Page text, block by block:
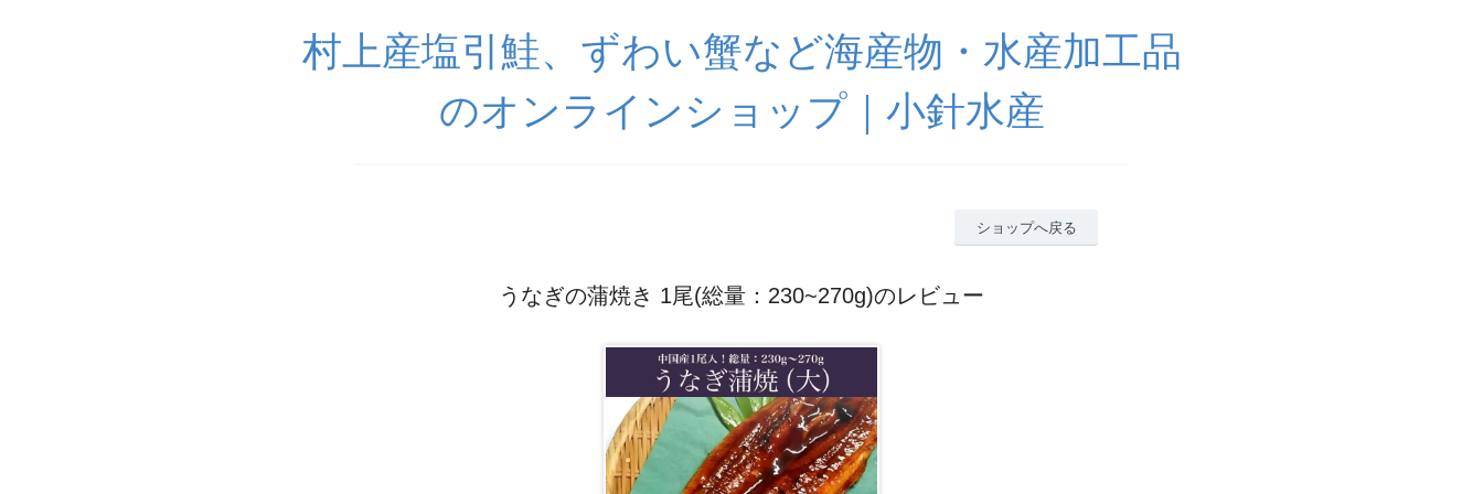
村上産塩引鮭、ずわい蟹など海産物・水産加工品
のオンラインショップ｜小針水産
ショップへ戻る
うなぎの蒲焼き 1尾(総量：230~270g)のレビュー